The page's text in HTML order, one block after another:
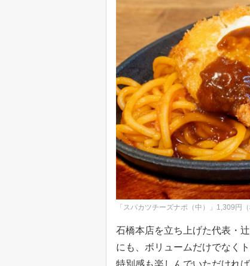
「スパカツチーズナポ（中）」1,309円（
石橋本店を立ち上げた代表・
にも、ボリュームだけでなく